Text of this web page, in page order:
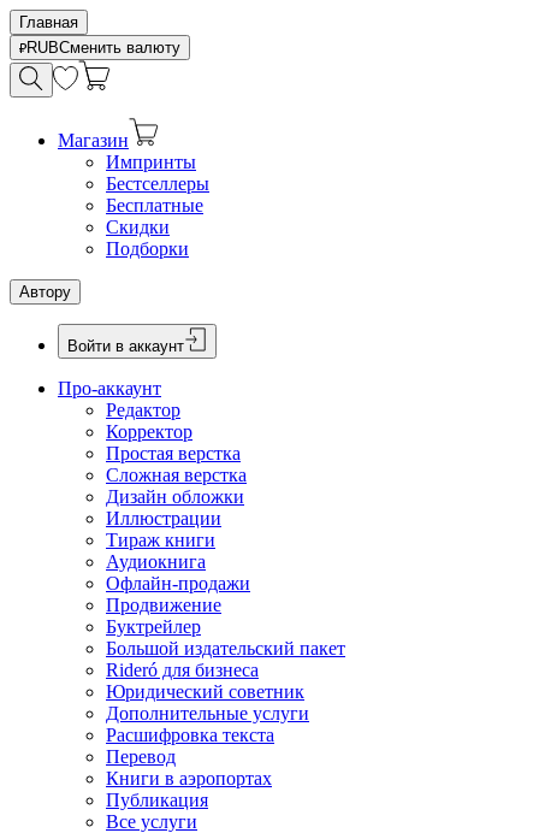
Главная
RUBСменить валюту
Магазин
Импринты
Бестселлеры
Бесплатные
Скидки
Подборки
Автору
Войти в аккаунт
Про-аккаунт
Редактор
Корректор
Простая верстка
Сложная верстка
Дизайн обложки
Иллюстрации
Тираж книги
Аудиокнига
Офлайн-продажи
Продвижение
Буктрейлер
Большой издательский пакет
Rideró для бизнеса
Юридический советник
Дополнительные услуги
Расшифровка текста
Перевод
Книги в аэропортах
Публикация
Все услуги